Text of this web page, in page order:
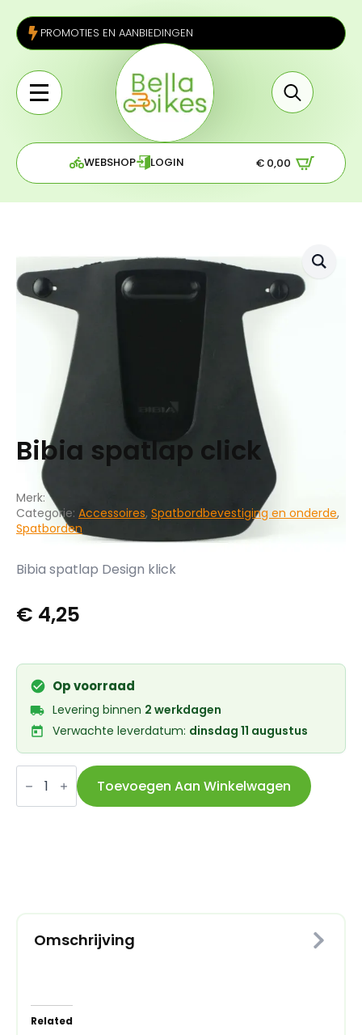
PROMOTIES EN AANBIEDINGEN
for:
WEBSHOP LOGIN € 0,00
Bibia spatlap click
Merk:
Categorie: Accessoires, Spatbordbevestiging en onderde,
Spatborden
Bibia spatlap Design klick
€ 4,25
Op voorraad
Levering binnen 2 werkdagen
Verwachte leverdatum: dinsdag 11 augustus
Bibia
spatlap
aantal
Toevoegen Aan Winkelwagen
Omschrijving
Related